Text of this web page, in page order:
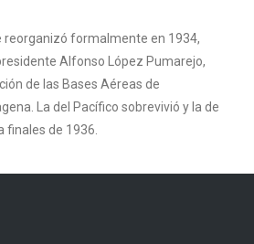
reorganizó formalmente en 1934,
Alfonso López Pumarejo,
de las Bases Aéreas de
La del Pacífico sobrevivió y la de
finales de 1936.